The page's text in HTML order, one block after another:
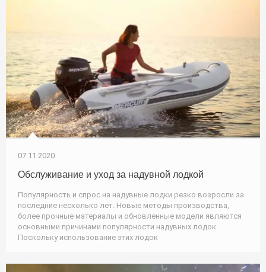
07.11.2020
Обслуживание и уход за надувной лодкой
Популярность и спрос на надувные лодки резко возросли за
последние несколько лет. Новые методы производства,
более прочные материалы и обновленные модели являются
основными причинами популярности надувных лодок.
Поскольку использование этих лодок